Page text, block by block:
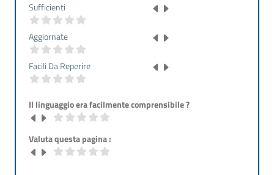
Sufficienti
Aggiornate
Facili Da Reperire
Il linguaggio era facilmente comprensibile ?
Valuta questa pagina :